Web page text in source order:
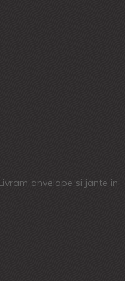
anvelope si jante in